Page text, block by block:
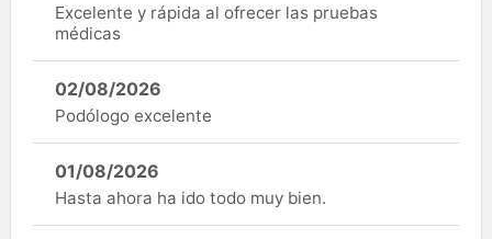
Excelente y rápida al ofrecer las pruebas
médicas
02/08/2026
Podólogo excelente
01/08/2026
Hasta ahora ha ido todo muy bien.